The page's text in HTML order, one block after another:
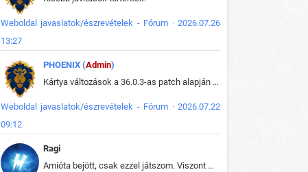
Weboldal javaslatok/észrevételek - Fórum · 2026.07.26
13:27
PHOENIX (Admin)
Kártya változások a 36.0.3-as patch alapján frissítve az adatbázisban (képek is cserélve).
Weboldal javaslatok/észrevételek - Fórum · 2026.07.22
09:12
Ragi
Amióta bejött, csak ezzel játszom. Viszont mint minden más - akár az alapjáték is, ez is baromira összetett lett. Néha már pár kör után is esélytelen az egész. Vagy irreállisan túltápol valaki, vagy lelép a partner, vagy csak hülye mint a segg. És amikor eljönne az én időm, na akkor jön el mindenki másé is. Engem jobban érdekelne, hogy ki milyen ratingen szokott játszani. Na ez lenne egy érdekes adat.